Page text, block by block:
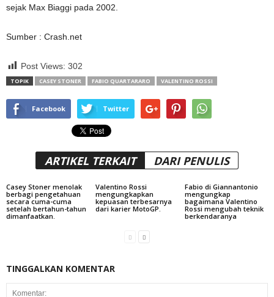
sejak Max Biaggi pada 2002.
Sumber : Crash.net
Post Views: 302
TOPIK CASEY STONER FABIO QUARTARARO VALENTINO ROSSI
Facebook Twitter
ARTIKEL TERKAIT DARI PENULIS
Casey Stoner menolak
berbagi pengetahuan
secara cuma-cuma
setelah bertahun-tahun
dimanfaatkan.
Valentino Rossi
mengungkapkan
kepuasan terbesarnya
dari karier MotoGP.
Fabio di Giannantonio
mengungkap
bagaimana Valentino
Rossi mengubah teknik
berkendaranya
TINGGALKAN KOMENTAR